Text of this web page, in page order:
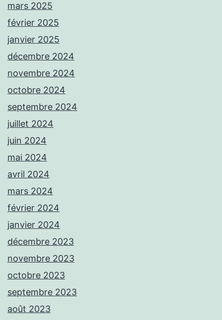
mars 2025
février 2025
janvier 2025
décembre 2024
novembre 2024
octobre 2024
septembre 2024
juillet 2024
juin 2024
mai 2024
avril 2024
mars 2024
février 2024
janvier 2024
décembre 2023
novembre 2023
octobre 2023
septembre 2023
août 2023